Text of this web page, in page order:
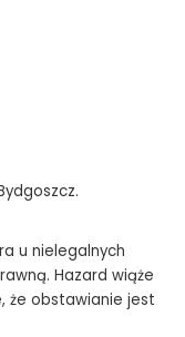
u nielegalnych
Hazard wiąże
że obstawianie jest